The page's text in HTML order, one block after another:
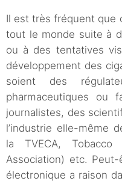
Il est très fréquent que
tout le monde suite à
ou à des tentatives
développement des
soient des
pharmaceutiques ou
journalistes, des
l’industrie elle-même
la TVECA, Tobacco
Association) etc.
électronique a raison